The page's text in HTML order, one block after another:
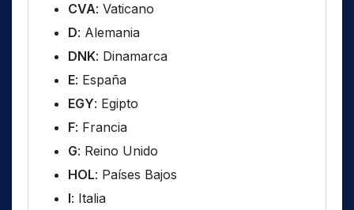
CVA: Vaticano
D: Alemania
DNK: Dinamarca
E: España
EGY: Egipto
F: Francia
G: Reino Unido
HOL: Países Bajos
I: Italia